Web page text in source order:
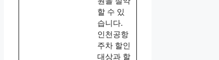
할 수 있
습니다.
인천공항
주차 할인
대상과 할